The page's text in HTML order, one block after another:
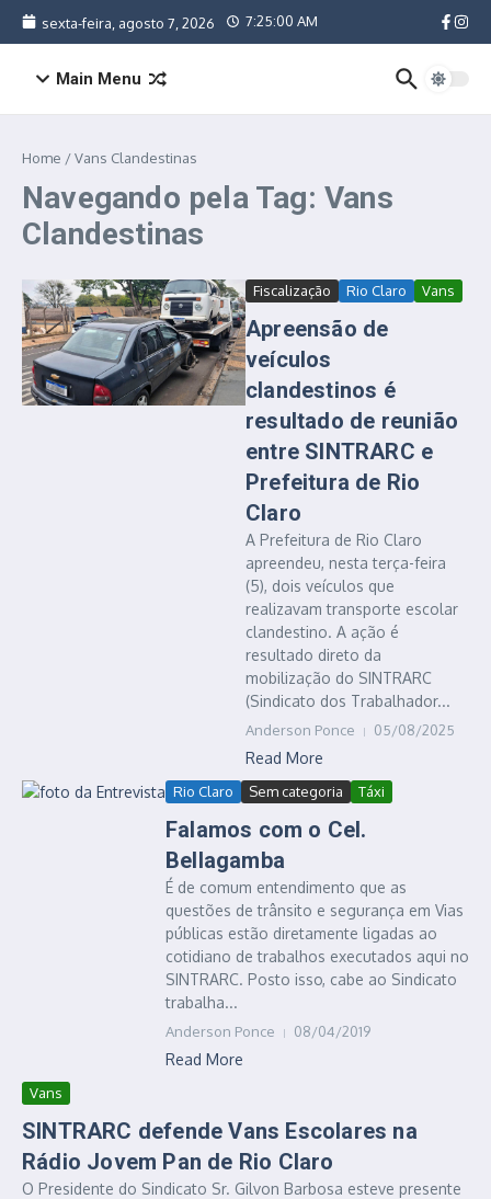
Ir para o conteúdo
sexta-feira, agosto 7, 2026 7:25:00 AM
Main Menu
Home /Vans Clandestinas
Navegando pela Tag: Vans
Clandestinas
Fiscalização Rio Claro Vans
Apreensão de
veículos
clandestinos é
resultado de reunião
entre SINTRARC e
Prefeitura de Rio
Claro
A Prefeitura de Rio Claro
apreendeu, nesta terça-feira
(5), dois veículos que
realizavam transporte escolar
clandestino. A ação é
resultado direto da
mobilização do SINTRARC
(Sindicato dos Trabalhador...
Anderson Ponce 05/08/2025
Read More
Rio Claro Sem categoria Táxi
Falamos com o Cel.
Bellagamba
É de comum entendimento que as
questões de trânsito e segurança em Vias
públicas estão diretamente ligadas ao
cotidiano de trabalhos executados aqui no
SINTRARC. Posto isso, cabe ao Sindicato
trabalha...
Anderson Ponce 08/04/2019
Read More
Vans
SINTRARC defende Vans Escolares na
Rádio Jovem Pan de Rio Claro
O Presidente do Sindicato Sr. Gilvon Barbosa esteve presente